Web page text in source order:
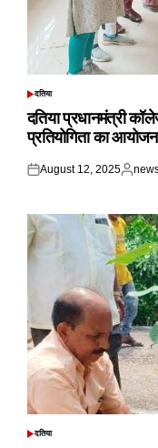
POSTED
दतिया
दतिया प्रधानमंत्री
प्रतियोगिता का आयोजन
Posted
August 12, 2025
Posted
POSTED
दतिया